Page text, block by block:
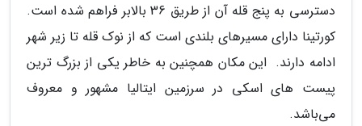
دسترسی به پنج قله آن از طریق 36 بالابر فراهم شده است.
کورتینا دارای مسیرهای بلندی است که از نوک قله تا زیر شهر
ادامه دارند. این مکان همچنین به خاطر یکی از بزرگ ترین
پیست های اسکی در سرزمین ایتالیا مشهور و معروف
می‌باشد.